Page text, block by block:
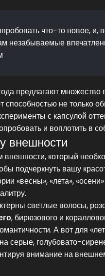
что-то новое,
незабываемые
предлагают
не только
с капсулой
и воплотить в
внешности
внешности, который
подчеркнуть вашу
«весны», «лета»,
светлые волосы,
, бирюзового и
А вот для
серые, голубовато-
внимание на